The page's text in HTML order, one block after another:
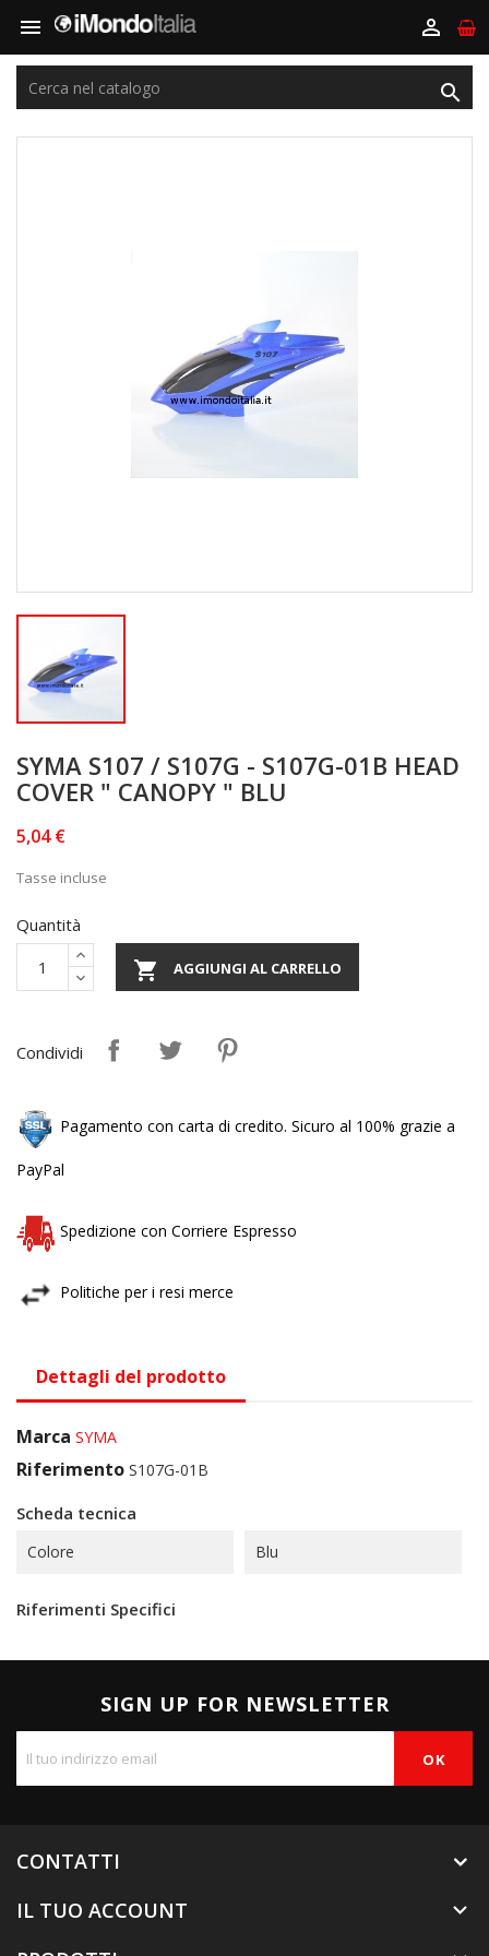
 

SYMA S107 / S107G - S107G-01B HEAD
COVER " CANOPY " BLU
5,04 €
Tasse incluse
Quantità
 AGGIUNGI AL CARRELLO
Condividi
Pagamento con carta di credito. Sicuro al 100% grazie a
PayPal
Spedizione con Corriere Espresso
Politiche per i resi merce
Dettagli del prodotto
Marca SYMA
Riferimento S107G-01B
Scheda tecnica
Colore Blu
Riferimenti Specifici
SIGN UP FOR NEWSLETTER
CONTATTI
IL TUO ACCOUNT
